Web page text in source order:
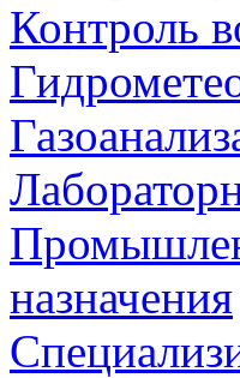
Контроль
назначения